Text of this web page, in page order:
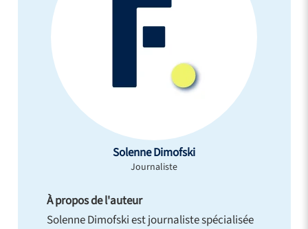
Solenne Dimofski
Journaliste
À propos de l'auteur
Solenne Dimofski est journaliste spécialisée